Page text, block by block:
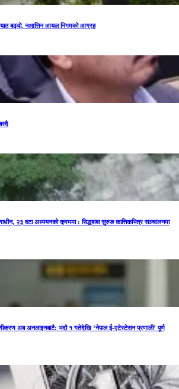
बढ्यो, नआत्तिन आयल निगमको आग्रह
२३ वटा अध्ययनको क्रममा : सिद्धबाबा सुरुङ कात्तिकभित्र सञ्चालनमा
अब अनलाइनबाटै: भदौ १ गतेदेखि ‘नेपाल ई-एटेस्टेसन प्रणाली’ पूर्ण